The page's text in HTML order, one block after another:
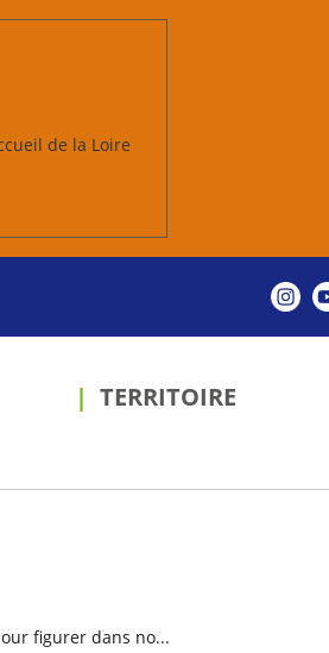
de la Loire
TERRITOIRE
figurer dans no...